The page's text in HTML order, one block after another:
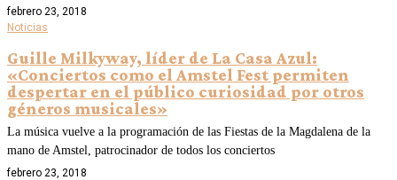
febrero 23, 2018
Noticias
Guille Milkyway, líder de La Casa Azul:
«Conciertos como el Amstel Fest permiten
despertar en el público curiosidad por otros
géneros musicales»
La música vuelve a la programación de las Fiestas de la Magdalena de la
mano de Amstel, patrocinador de todos los conciertos
febrero 23, 2018